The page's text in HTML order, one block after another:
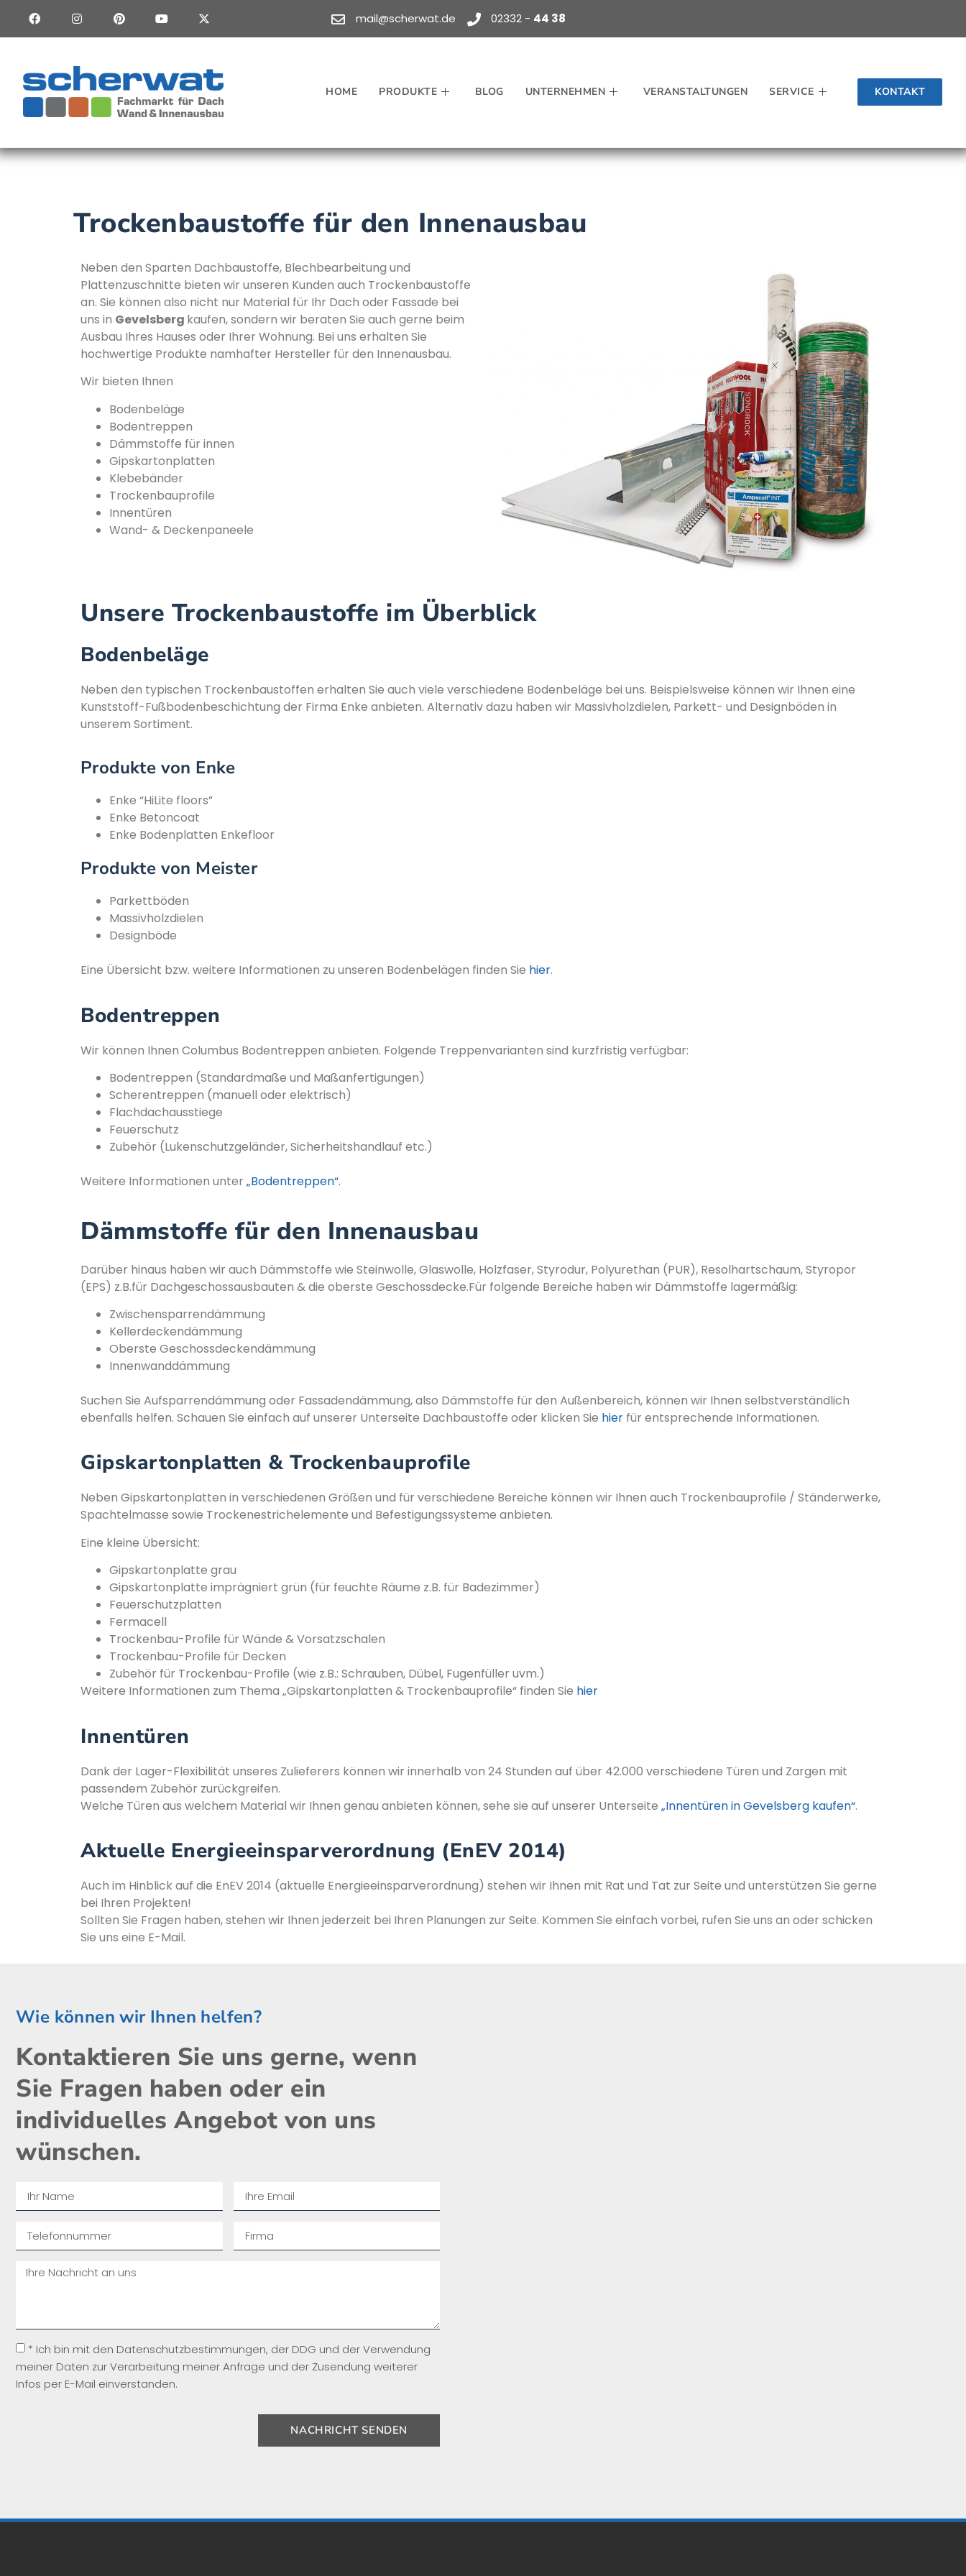
mail@scherwat.de 02332 - 44 38
HOME PRODUKTE BLOG UNTERNEHMEN VERANSTALTUNGEN SERVICE KONTAKT
Trockenbaustoffe für den Innenausbau
Neben den Sparten Dachbaustoffe, Blechbearbeitung und
Plattenzuschnitte bieten wir unseren Kunden auch Trockenbaustoffe
an. Sie können also nicht nur Material für Ihr Dach oder Fassade bei
uns in Gevelsberg kaufen, sondern wir beraten Sie auch gerne beim
Ausbau Ihres Hauses oder Ihrer Wohnung. Bei uns erhalten Sie
hochwertige Produkte namhafter Hersteller für den Innenausbau.
Wir bieten Ihnen
Bodenbeläge
Bodentreppen
Dämmstoffe für innen
Gipskartonplatten
Klebebänder
Trockenbauprofile
Innentüren
Wand- & Deckenpaneele
Unsere Trockenbaustoffe im Überblick
Bodenbeläge
Neben den typischen Trockenbaustoffen erhalten Sie auch viele verschiedene Bodenbeläge bei uns. Beispielsweise können wir Ihnen eine
Kunststoff-Fußbodenbeschichtung der Firma Enke anbieten. Alternativ dazu haben wir Massivholzdielen, Parkett- und Designböden in
unserem Sortiment.
Produkte von Enke
Enke “HiLite floors”
Enke Betoncoat
Enke Bodenplatten Enkefloor
Produkte von Meister
Parkettböden
Massivholzdielen
Designböde
Eine Übersicht bzw. weitere Informationen zu unseren Bodenbelägen finden Sie hier.
Bodentreppen
Wir können Ihnen Columbus Bodentreppen anbieten. Folgende Treppenvarianten sind kurzfristig verfügbar:
Bodentreppen (Standardmaße und Maßanfertigungen)
Scherentreppen (manuell oder elektrisch)
Flachdachausstiege
Feuerschutz
Zubehör (Lukenschutzgeländer, Sicherheitshandlauf etc.)
Weitere Informationen unter „Bodentreppen“.
Dämmstoffe für den Innenausbau
Darüber hinaus haben wir auch Dämmstoffe wie Steinwolle, Glaswolle, Holzfaser, Styrodur, Polyurethan (PUR), Resolhartschaum, Styropor
(EPS) z.B.für Dachgeschossausbauten & die oberste Geschossdecke.Für folgende Bereiche haben wir Dämmstoffe lagermäßig:
Zwischensparrendämmung
Kellerdeckendämmung
Oberste Geschossdeckendämmung
Innenwanddämmung
Suchen Sie Aufsparrendämmung oder Fassadendämmung, also Dämmstoffe für den Außenbereich, können wir Ihnen selbstverständlich
ebenfalls helfen. Schauen Sie einfach auf unserer Unterseite Dachbaustoffe oder klicken Sie hier für entsprechende Informationen.
Gipskartonplatten & Trockenbauprofile
Neben Gipskartonplatten in verschiedenen Größen und für verschiedene Bereiche können wir Ihnen auch Trockenbauprofile / Ständerwerke,
Spachtelmasse sowie Trockenestrichelemente und Befestigungssysteme anbieten.
Eine kleine Übersicht:
Gipskartonplatte grau
Gipskartonplatte imprägniert grün (für feuchte Räume z.B. für Badezimmer)
Feuerschutzplatten
Fermacell
Trockenbau-Profile für Wände & Vorsatzschalen
Trockenbau-Profile für Decken
Zubehör für Trockenbau-Profile (wie z.B.: Schrauben, Dübel, Fugenfüller uvm.)
Weitere Informationen zum Thema „Gipskartonplatten & Trockenbauprofile“ finden Sie hier
Innentüren
Dank der Lager-Flexibilität unseres Zulieferers können wir innerhalb von 24 Stunden auf über 42.000 verschiedene Türen und Zargen mit
passendem Zubehör zurückgreifen.
Welche Türen aus welchem Material wir Ihnen genau anbieten können, sehe sie auf unserer Unterseite „Innentüren in Gevelsberg kaufen“.
Aktuelle Energieeinsparverordnung (EnEV 2014)
Auch im Hinblick auf die EnEV 2014 (aktuelle Energieeinsparverordnung) stehen wir Ihnen mit Rat und Tat zur Seite und unterstützen Sie gerne
bei Ihren Projekten!
Sollten Sie Fragen haben, stehen wir Ihnen jederzeit bei Ihren Planungen zur Seite. Kommen Sie einfach vorbei, rufen Sie uns an oder schicken
Sie uns eine E-Mail.
Wie können wir Ihnen helfen?
Kontaktieren Sie uns gerne, wenn
Sie Fragen haben oder ein
individuelles Angebot von uns
wünschen.​
* Ich bin mit den Datenschutzbestimmungen, der DDG und der Verwendung
meiner Daten zur Verarbeitung meiner Anfrage und der Zusendung weiterer
Infos per E-Mail einverstanden.
NACHRICHT SENDEN